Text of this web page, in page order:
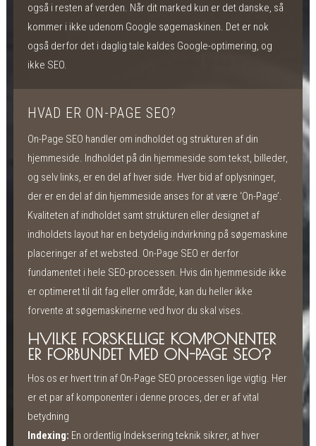
også i resten af verden. Når dit marked kun er det danske, så
kommer i ikke udenom Google søgemaskinen. Det er nok
også derfor det i daglig tale kaldes Google-optimering, og
ikke SEO.
HVAD ER ON-PAGE SEO?
On-Page SEO handler om indholdet og strukturen af din
hjemmeside. Indholdet på din hjemmeside som tekst, billeder,
og selv links, er en del af hver side. Hver bid af oplysninger,
der er en del af din hjemmeside anses for at være ‘On-Page’.
Kvaliteten af indholdet samt strukturen eller designet af
indholdets layout har en betydelig indvirkning på søgemaskine
placeringer af et websted. On-Page SEO er derfor
fundamentet i hele SEO-processen. Hvis din hjemmeside ikke
er optimeret til dit fag eller område, kan du heller ikke
forvente at søgemaskinerne ved hvor du skal vises.
HVILKE FORSKELLIGE KOMPONENTER
ER FORBUNDET MED ON-PAGE SEO?
Hos os er hvert trin af On-Page SEO processen lige vigtig. Her
er et par af komponenter i denne proces, der er af vital
betydning
Indexing: En ordentlig Indeksering teknik sikrer, at hver